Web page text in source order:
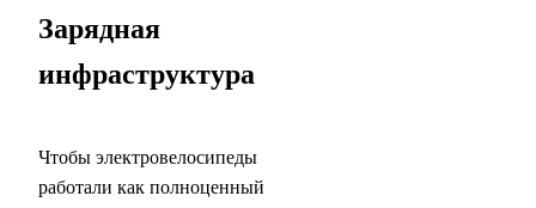
Зарядная
инфраструктура
Чтобы электровелосипеды
работали как полноценный